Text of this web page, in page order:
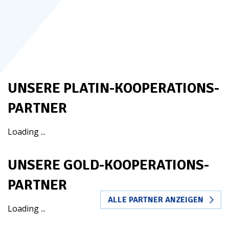
UNSERE PLATIN-KOOPERATIONS-
PARTNER
Loading ...
UNSERE GOLD-KOOPERATIONS-
PARTNER
Loading ...
ALLE PARTNER ANZEIGEN